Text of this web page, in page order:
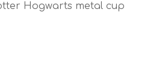
Hogwarts metal cup